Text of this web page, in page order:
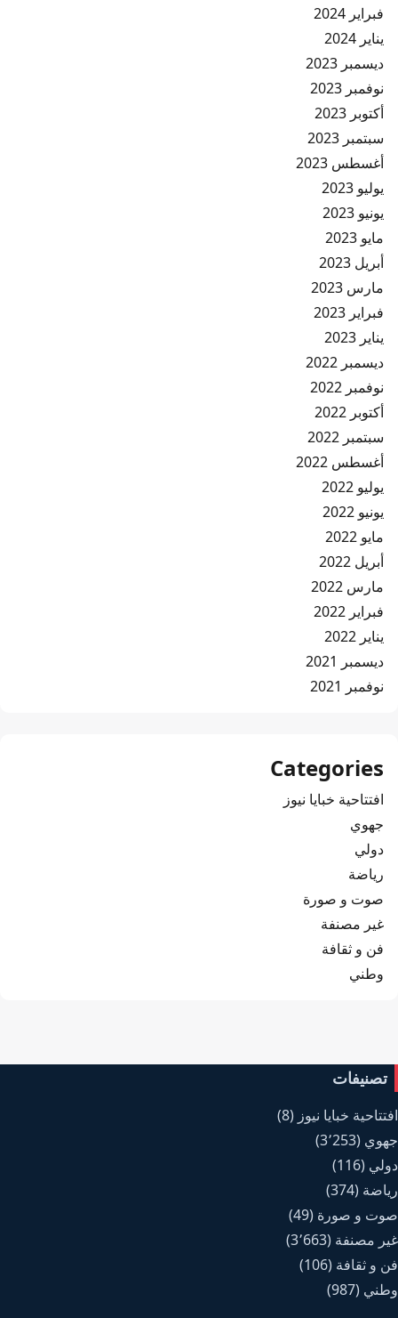
فبراير 2024
يناير 2024
ديسمبر 2023
نوفمبر 2023
أكتوبر 2023
سبتمبر 2023
أغسطس 2023
يوليو 2023
يونيو 2023
مايو 2023
أبريل 2023
مارس 2023
فبراير 2023
يناير 2023
ديسمبر 2022
نوفمبر 2022
أكتوبر 2022
سبتمبر 2022
أغسطس 2022
يوليو 2022
يونيو 2022
مايو 2022
أبريل 2022
مارس 2022
فبراير 2022
يناير 2022
ديسمبر 2021
نوفمبر 2021
Categories
افتتاحية خبايا نيوز
جهوي
دولي
رياضة
صوت و صورة
غير مصنفة
فن و ثقافة
وطني
تصنيفات
افتتاحية خبايا نيوز (8)
جهوي (3٬253)
دولي (116)
رياضة (374)
صوت و صورة (49)
غير مصنفة (3٬663)
فن و ثقافة (106)
وطني (987)